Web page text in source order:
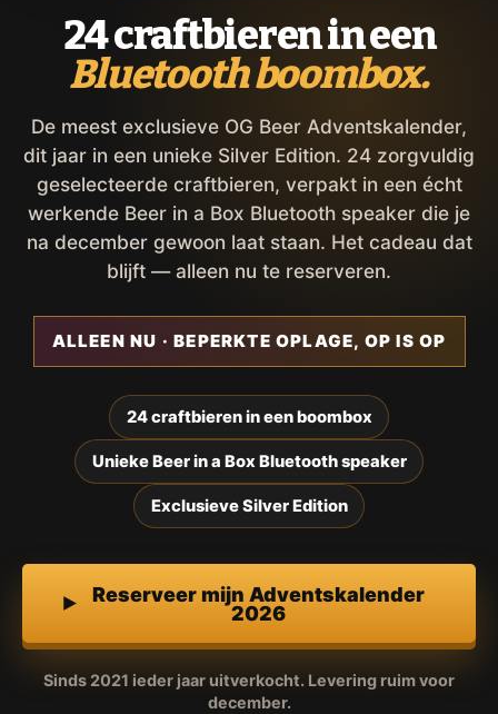
24 craftbieren in een
Bluetooth boombox.
De meest exclusieve OG Beer Adventskalender,
dit jaar in een unieke Silver Edition. 24 zorgvuldig
geselecteerde craftbieren, verpakt in een écht
werkende Beer in a Box Bluetooth speaker die je
na december gewoon laat staan. Het cadeau dat
blijft — alleen nu te reserveren.
ALLEEN NU · BEPERKTE OPLAGE, OP IS OP
24 craftbieren in een boombox
Unieke Beer in a Box Bluetooth speaker
Exclusieve Silver Edition
Reserveer mijn Adventskalender
2026
Sinds 2021 ieder jaar uitverkocht. Levering ruim voor
december.